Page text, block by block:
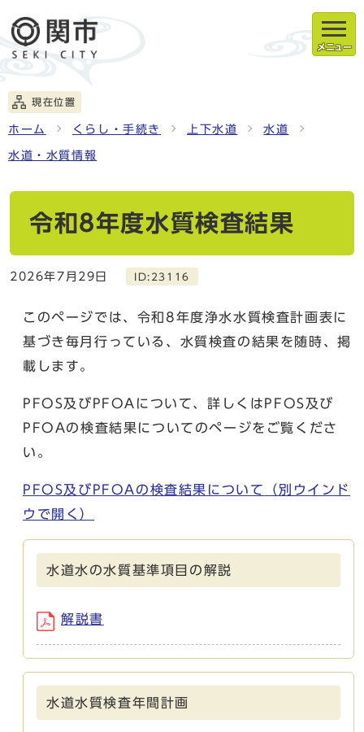
メニュー
現在位置
ホーム くらし・手続き 上下水道 水道
水道・水質情報
令和8年度水質検査結果
2026年7月29日 ID:23116
このページでは、令和8年度浄水水質検査計画表に
基づき毎月行っている、水質検査の結果を随時、掲
載します。
PFOS及びPFOAについて、詳しくはPFOS及び
PFOAの検査結果についてのページをご覧くださ
い。
PFOS及びPFOAの検査結果について
（別ウインド
ウで開く）
水道水の水質基準項目の解説
解説書
水道水質検査年間計画